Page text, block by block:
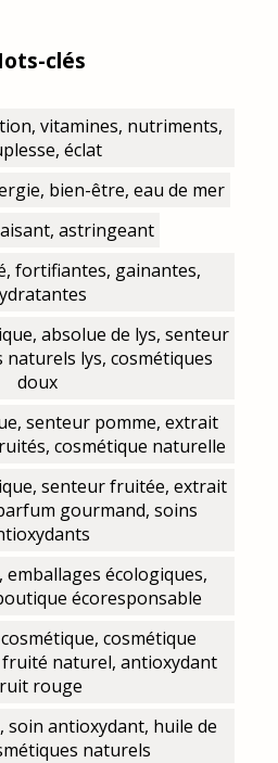
clés
vitamines, nutriments,
éclat
bien-être, eau de mer
astringeant
fortifiantes, gainantes,
absolue de lys, senteur
naturels lys, cosmétiques
doux
senteur pomme, extrait
cosmétique naturelle
senteur fruitée, extrait
gourmand, soins
emballages écologiques,
écoresponsable
cosmétique
naturel, antioxydant
rouge
soin antioxydant, huile de
naturels